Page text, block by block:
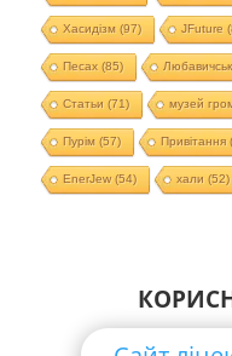
Хасидізм (97) JFuture
Песах(85)
Статьи (71) музей
Пурім (57) Привітання
EnerJew(54) хали (52)